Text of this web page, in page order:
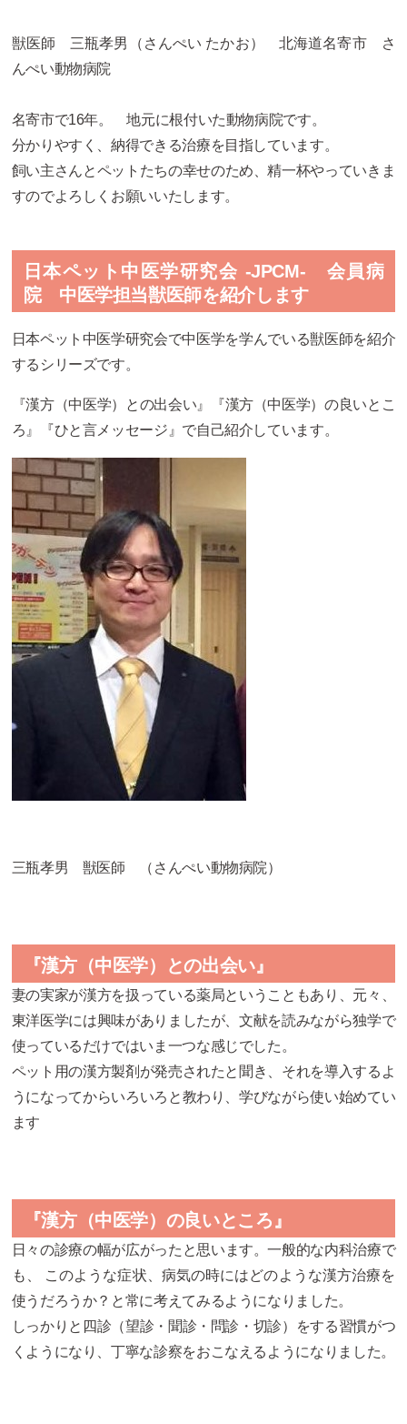
獣医師 三瓶孝男（さんぺい たかお） 北海道名寄市 さ
んぺい動物病院
名寄市で16年。 地元に根付いた動物病院です。
分かりやすく、納得できる治療を目指しています。
飼い主さんとペットたちの幸せのため、精一杯やっていきま
すのでよろしくお願いいたします。
日本ペット中医学研究会 -JPCM- 会員病
院 中医学担当獣医師を紹介します
日本ペット中医学研究会で中医学を学んでいる獣医師を紹介
するシリーズです。
『漢方（中医学）との出会い』『漢方（中医学）の良いとこ
ろ』『ひと言メッセージ』で自己紹介しています。
三瓶孝男 獣医師 （ さんぺい動物病院）
『漢方（中医学）との出会い』
妻の実家が漢方を扱っている薬局ということもあり、元々、
東洋医学には興味がありましたが、文献を読みながら独学で
使っているだけではいま一つな感じでした 。
ペット用の漢方製剤が発売されたと聞き、 それを導入するよ
うになってからいろいろと教わり、学びながら使い始めてい
ます
『漢方（中医学）の良いところ』
日々の診療の幅が広がったと思います。一般的な内科治療で
も、 このような症状、 病気の時にはどのような漢方治療を
使うだろうか？ と常に考えてみるようになりました。
しっかりと四診（望診・聞診・問診・切診）
をする習慣がつ
くようになり、丁寧な診察をおこなえるようになりました。